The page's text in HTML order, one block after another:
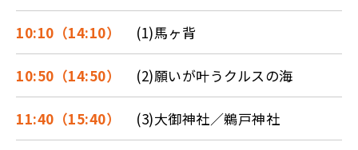
10:10（14:10） (1)馬ヶ背
10:50（14:50） (2)願いが叶うクルスの海
11:40（15:40） (3)大御神社／鵜戸神社